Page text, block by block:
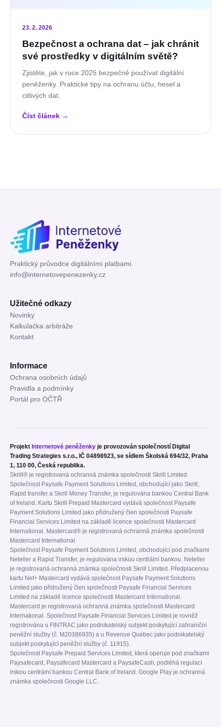
23. 2. 2026
Bezpečnost a ochrana dat – jak chránit
své prostředky v digitálním světě?
Zjistěte, jak v roce 2025 bezpečně používat digitální
peněženky. Praktické tipy na ochranu účtu, hesel a
citlivých dat.
Číst článek →
Praktický průvodce digitálními platbami.
info@internetovepenezenky.cz
Užitečné odkazy
Novinky
Kalkulačka arbitráže
Kontakt
Informace
Ochrana osobních údajů
Pravidla a podmínky
Portál pro OČTŘ
Projekt Internetové peněženky je provozován společností Digital
Trading Strategies s.r.o., IČ 04898923, se sídlem Školská 694/32, Praha
1, 110 00, Česká republika.
Skrill® je registrovaná ochranná známka společnosti Skrill Limited.
Společnost Paysafe Payment Solutions Limited, obchodující jako Skrill,
Rapid transfer a Skrill Money Transfer, je regulována bankou Central Bank
of Ireland. Kartu Skrill Prepaid Mastercard vydává společnost Paysafe
Payment Solutions Limited jako přidružený člen společnosti Paysafe
Financial Services Limited na základě licence společnosti Mastercard
International. Mastercard® je registrovaná ochranná známka společnosti
Mastercard International.
Společnost Paysafe Payment Solutions Limited, obchodující pod značkami
Neteller a Rapid Transfer, je regulována irskou centrální bankou. Neteller
je registrovaná ochranná známka společnosti Skrill Limited. Předplacenou
kartu Net+ Mastercard vydává společnost Paysafe Payment Solutions
Limited jako přidružený člen společnosti Paysafe Financial Services
Limited na základě licence společnosti Mastercard International.
Mastercard je registrovaná ochranná známka společnosti Mastercard
International. Společnost Paysafe Financial Services Limited je rovněž
registrována u FINTRAC jako podnikatelský subjekt poskytující zahraniční
peněžní služby (č. M20386935) a u Revenue Quebec jako podnikatelský
subjekt poskytující peněžní služby (č. 11915).
Společnost Paysafe Prepaid Services Limited, která operuje pod značkami
Paysafecard, Paysafecard Mastercard a PaysafeCash, podléhá regulaci
irskou centrální bankou Central Bank of Ireland. Google Play je ochranná
známka společnosti Google LLC.